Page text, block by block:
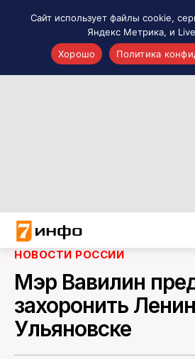
Новости России
Политика
Новости мира
Все материалы 7инфо
О НАС
НОВОСТИ РОССИИ
Мэр Вавилин
захоронить
Ульяновске
Сайт использует файлы cookie,
Яндекс Метрика, и
Хорошо
Политика